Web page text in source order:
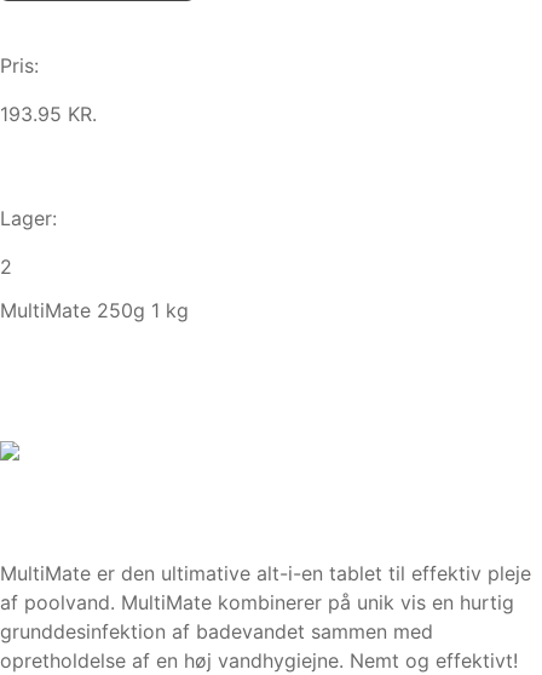
Pris:
193.95 KR.
Lager:
2
MultiMate 250g 1 kg
MultiMate er den ultimative alt-i-en tablet til effektiv pleje
af poolvand. MultiMate kombinerer på unik vis en hurtig
grunddesinfektion af badevandet sammen med
opretholdelse af en høj vandhygiejne. Nemt og effektivt!